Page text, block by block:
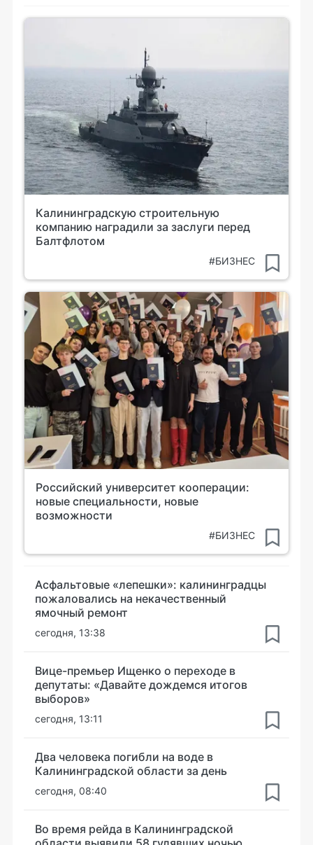
Калининградскую строительную
компанию наградили за заслуги перед
Балтфлотом
#БИЗНЕС
Российский университет кооперации:
новые специальности, новые
возможности
#БИЗНЕС
Асфальтовые «лепешки»: калининградцы
пожаловались на некачественный
ямочный ремонт
сегодня, 13:38
Вице-премьер Ищенко о переходе в
депутаты: «Давайте дождемся итогов
выборов»
сегодня, 13:11
Два человека погибли на воде в
Калининградской области за день
сегодня, 08:40
Во время рейда в Калининградской